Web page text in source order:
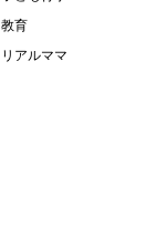
教育
リアルママ